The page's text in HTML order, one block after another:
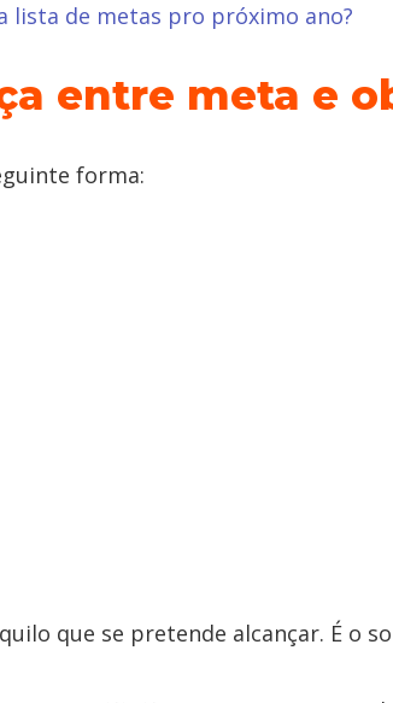
lista de metas pro próximo ano?
entre meta e
forma:
que se pretende alcançar. É o